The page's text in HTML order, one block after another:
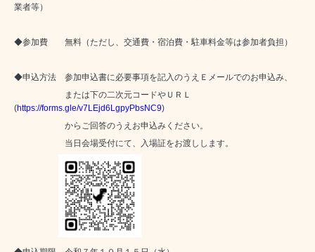
業者等）
◆参加費 無料（ただし、交通費・宿泊費・駐車料金等は参加者負担）
◆申込方法 参加申込書に必要事項を記入のうえＥメールでのお申込み、
または下の二次元コードやＵＲＬ
(https://forms.gle/v7LEjd6LgpyPbsNC9)
からご回答のうえお申込みください。
当日会場受付にて、入場証をお渡しします。